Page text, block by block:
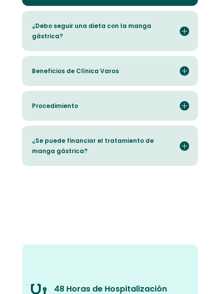
¿Debo seguir una dieta con la manga
gástrica?
Beneficios de Clínica Varos
Procedimiento
¿Se puede financiar el tratamiento de
manga gástrica?
48 Horas de Hospitalización